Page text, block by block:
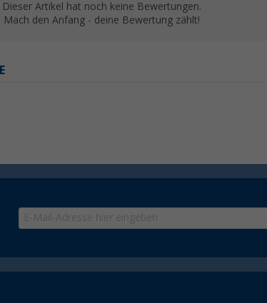
Dieser Artikel hat noch keine Bewertungen.
Mach den Anfang - deine Bewertung zählt!